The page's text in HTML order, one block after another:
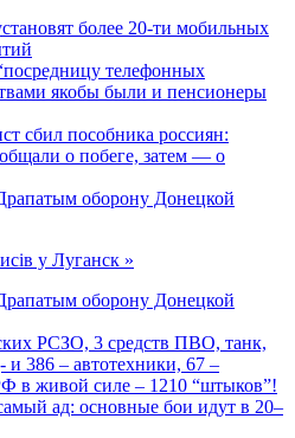
более 20-ти мобильных
телефонных
якобы были и пенсионеры
сбил пособника россиян:
о побеге, затем — о
оборону Донецкой
у Луганск »
оборону Донецкой
РСЗО, 3 средств ПВО, танк,
и 386 – автотехники, 67 –
в живой силе – 1210 “штыков”!
ад: основные бои идут в 20–